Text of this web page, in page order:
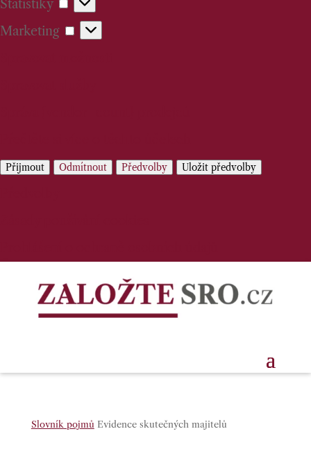
Statistiky
Statistiky
Marketing
Marketing
Přijmout Odmítnout Předvolby Uložit předvolby
Slovník pojmů Evidence skutečných majitelů